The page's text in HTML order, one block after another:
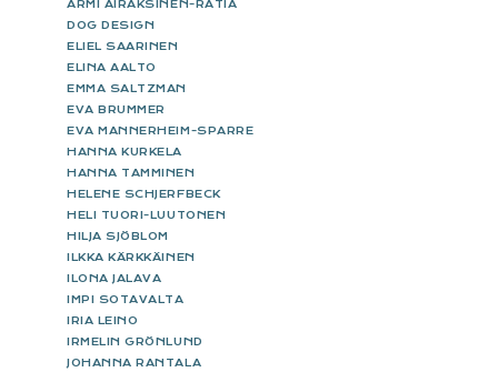
ARMI AIRAKSINEN-RATIA
DOG DESIGN
ELIEL SAARINEN
ELINA AALTO
EMMA SALTZMAN
EVA BRUMMER
EVA MANNERHEIM-SPARRE
HANNA KURKELA
HANNA TAMMINEN
HELENE SCHJERFBECK
HELI TUORI-LUUTONEN
HILJA SJÖBLOM
ILKKA KÄRKKÄINEN
ILONA JALAVA
IMPI SOTAVALTA
IRIA LEINO
IRMELIN GRÖNLUND
JOHANNA RANTALA